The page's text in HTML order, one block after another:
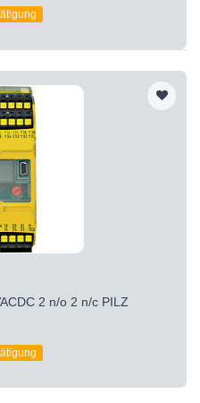
2 n/o 2 n/c PILZ